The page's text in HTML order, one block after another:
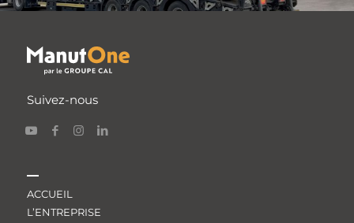
Suivez-nous
ACCUEIL
L’ENTREPRISE